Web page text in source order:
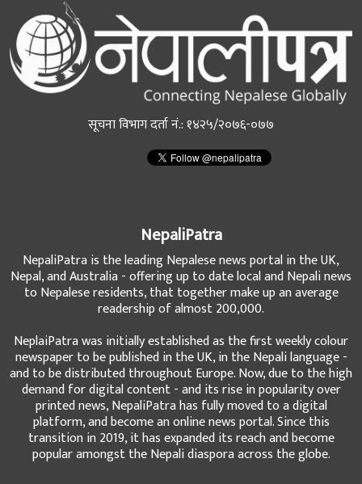
सूचना विभाग दर्ता नं.: १४२५/२०७६-०७७
NepaliPatra
NepaliPatra is the leading Nepalese news portal in the UK,
Nepal, and Australia - offering up to date local and Nepali news
to Nepalese residents, that together make up an average
readership of almost 200,000.
NeplaiPatra was initially established as the first weekly colour
newspaper to be published in the UK, in the Nepali language -
and to be distributed throughout Europe. Now, due to the high
demand for digital content - and its rise in popularity over
printed news, NepaliPatra has fully moved to a digital
platform, and become an online news portal. Since this
transition in 2019, it has expanded its reach and become
popular amongst the Nepali diaspora across the globe.